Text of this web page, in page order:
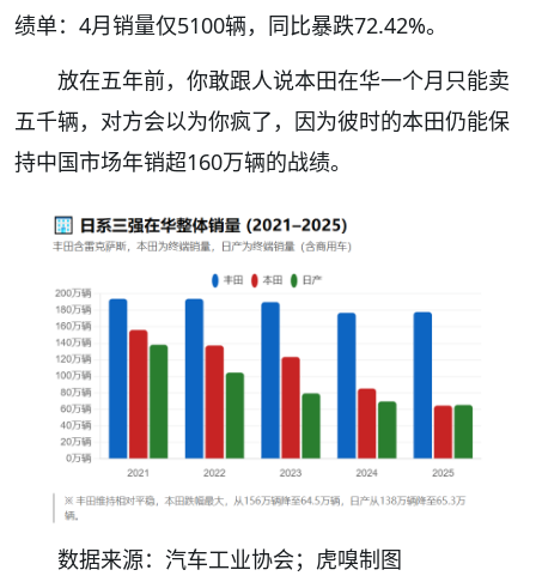
绩单：4月销量仅5100辆，同比暴跌72.42%。
放在五年前，你敢跟人说本田在华一个月只能卖
五千辆，对方会以为你疯了，因为彼时的本田仍能保
持中国市场年销超160万辆的战绩。
数据来源：汽车工业协会；虎嗅制图